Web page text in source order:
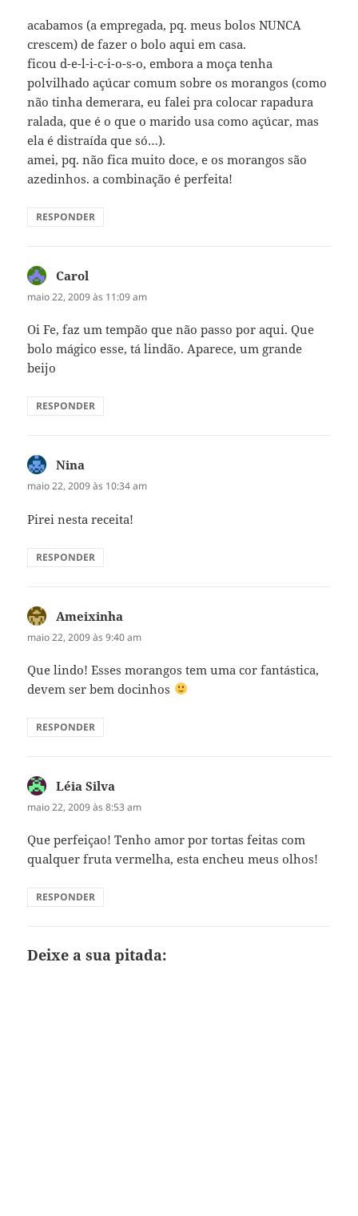
acabamos (a empregada, pq. meus bolos NUNCA
crescem) de fazer o bolo aqui em casa.
ficou d-e-l-i-c-i-o-s-o, embora a moça tenha
polvilhado açúcar comum sobre os morangos (como
não tinha demerara, eu falei pra colocar rapadura
ralada, que é o que o marido usa como açúcar, mas
ela é distraída que só…).
amei, pq. não fica muito doce, e os morangos são
azedinhos. a combinação é perfeita!
RESPONDER
Carol
maio 22, 2009 às 11:09 am
Oi Fe, faz um tempão que não passo por aqui. Que
bolo mágico esse, tá lindão. Aparece, um grande
beijo
RESPONDER
Nina
maio 22, 2009 às 10:34 am
Pirei nesta receita!
RESPONDER
Ameixinha
maio 22, 2009 às 9:40 am
Que lindo! Esses morangos tem uma cor fantástica,
devem ser bem docinhos
RESPONDER
Léia Silva
maio 22, 2009 às 8:53 am
Que perfeiçao! Tenho amor por tortas feitas com
qualquer fruta vermelha, esta encheu meus olhos!
RESPONDER
Deixe a sua pitada: